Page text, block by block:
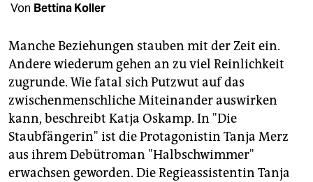
shop
fragen & hilfe
unterstützen
abo
genossenschaft
epaper login
Von Bettina Koller
Manche Beziehungen stauben mit der Zeit ein.
Andere wiederum gehen an zu viel Reinlichkeit
zugrunde. Wie fatal sich Putzwut auf das
zwischenmenschliche Miteinander auswirken
kann, beschreibt Katja Oskamp. In "Die
Staubfängerin" ist die Protagonistin Tanja Merz
aus ihrem Debütroman "Halbschwimmer"
erwachsen geworden. Die Regieassistentin Tanja